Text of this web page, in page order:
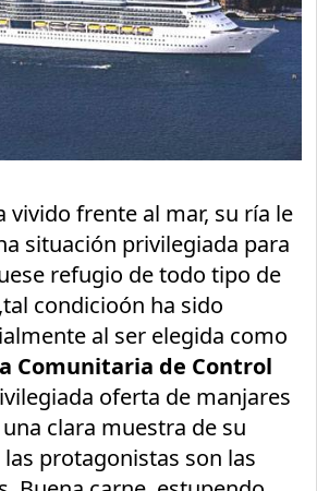
vivido frente al mar, su ría le
situación privilegiada para
refugio de todo tipo de
condicioón ha sido
al ser elegida como
Comunitaria de Control
oferta de manjares
clara muestra de su
protagonistas son las